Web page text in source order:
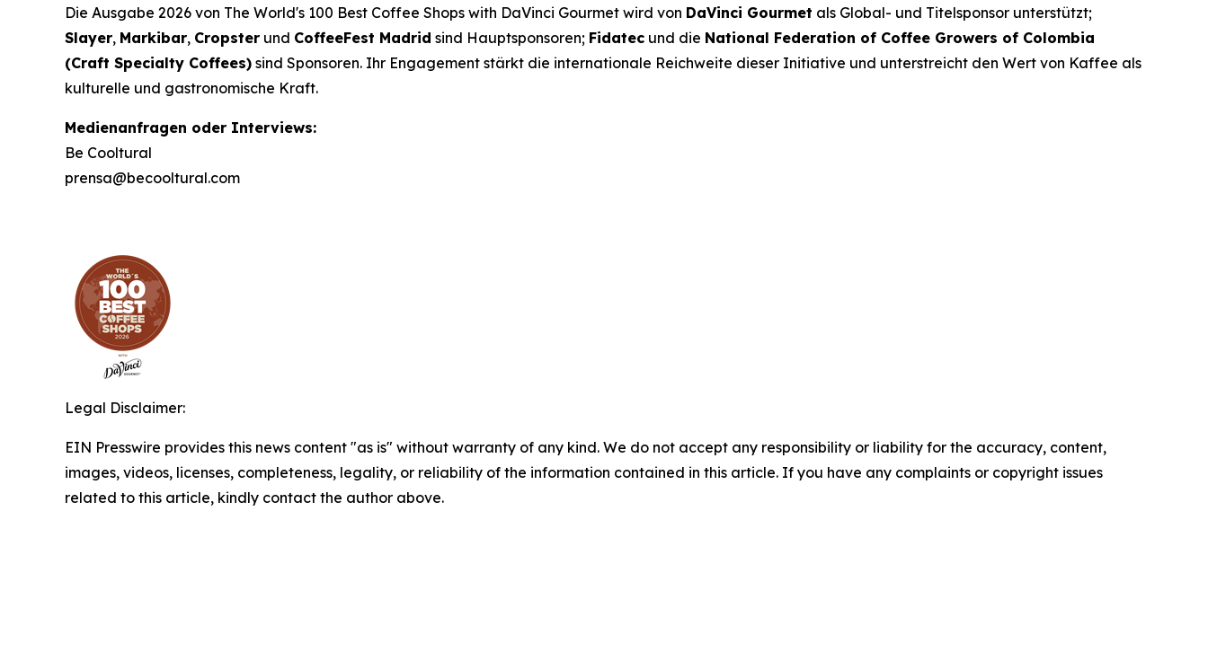
Die Ausgabe 2026 von The World's 100 Best Coffee Shops with DaVinci Gourmet wird von DaVinci Gourmet als Global- und Titelsponsor unterstützt;
Slayer, Markibar, Cropster und CoffeeFest Madrid sind Hauptsponsoren; Fidatec und die National Federation of Coffee Growers of Colombia
(Craft Specialty Coffees) sind Sponsoren. Ihr Engagement stärkt die internationale Reichweite dieser Initiative und unterstreicht den Wert von Kaffee als
kulturelle und gastronomische Kraft.
Medienanfragen oder Interviews:
Be Cooltural
prensa@becooltural.com
Legal Disclaimer:
EIN Presswire provides this news content "as is" without warranty of any kind. We do not accept any responsibility or liability for the accuracy, content,
images, videos, licenses, completeness, legality, or reliability of the information contained in this article. If you have any complaints or copyright issues
related to this article, kindly contact the author above.